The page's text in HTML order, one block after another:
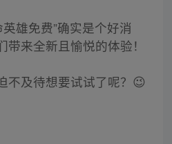
雄免费”确实是个好消
来全新且愉悦的体验！
不及待想要试试了呢？😉